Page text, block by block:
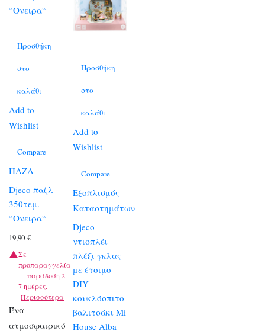
Προσθήκη
στο
καλάθι
Add to
Wishlist
Compare
ΠΑΖΛ
Djeco παζλ
350τεμ.
“Όνειρα“
19,90 €
Σε
προπαραγγελία
— παράδοση 2–
7 ημέρες.
Περισσότερα
Ένα
ατμοσφαιρικό
Προσθήκη
στο
καλάθι
Add to
Wishlist
Compare
Εξοπλισμός
Καταστημάτων
Djeco
ντισπλέι
πλέξι γκλας
με έτοιμο
DIY
κουκλόσπιτο
βαλιτσάκι Mi
House Alba